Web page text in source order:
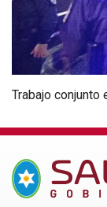
Trabajo conjunto